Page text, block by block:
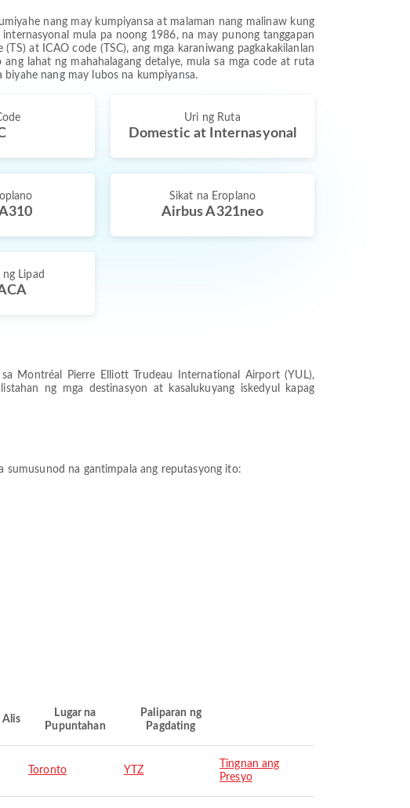
nang may kumpiyansa at malaman nang malinaw kung
mula pa noong 1986, na may punong tanggapan
at ICAO code (TSC), ang mga karaniwang pagkakakilanlan
lahat ng mahahalagang detalye, mula sa mga code at ruta
nang may lubos na kumpiyansa.
Uri ng Ruta
Domestic at Internasyonal
Sikat na Eroplano
Airbus A321neo
Lipad
Montréal Pierre Elliott Trudeau International Airport (YUL),
ng mga destinasyon at kasalukuyang iskedyul kapag
sumusunod na gantimpala ang reputasyong ito:
Alis
Lugar na
Pupuntahan
Paliparan ng
Pagdating
Toronto YTZ
Tingnan ang
Presyo